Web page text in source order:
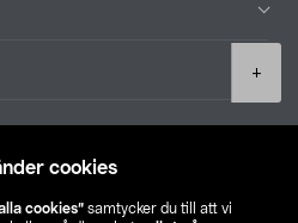
cookies
cookies” samtycker du till att vi
+